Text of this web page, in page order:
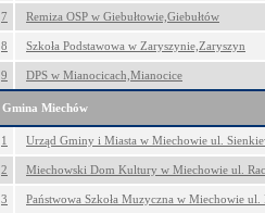
7 Remiza OSP w Giebułtowie,Giebułtów
8 Szkoła Podstawowa w Zaryszynie,Zaryszyn
9 DPS w Mianocicach,Mianocice
Gmina Miechów
1 Urząd Gminy i Miasta w Miechowie ul.
2 Miechowski Dom Kultury w Miechowie ul.
3 Państwowa Szkoła Muzyczna w Miechowie